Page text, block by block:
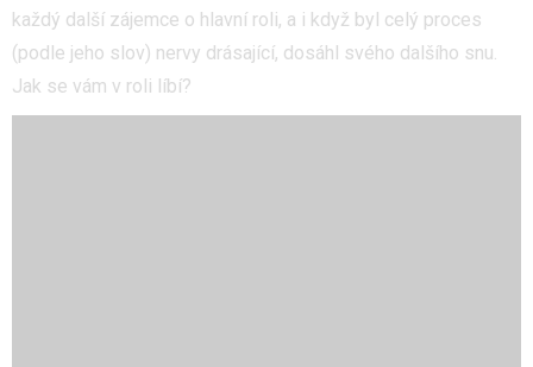
každý další zájemce o hlavní roli, a i když byl celý proces
(podle jeho slov) nervy drásající, dosáhl svého dalšího snu.
Jak se vám v roli líbí?